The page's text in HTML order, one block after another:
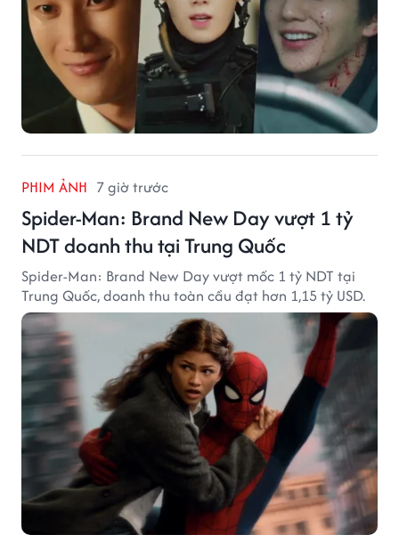
PHIM ẢNH 7 giờ trước
Spider-Man: Brand New Day vượt 1 tỷ
NDT doanh thu tại Trung Quốc
Spider-Man: Brand New Day vượt mốc 1 tỷ NDT tại
Trung Quốc, doanh thu toàn cầu đạt hơn 1,15 tỷ USD.